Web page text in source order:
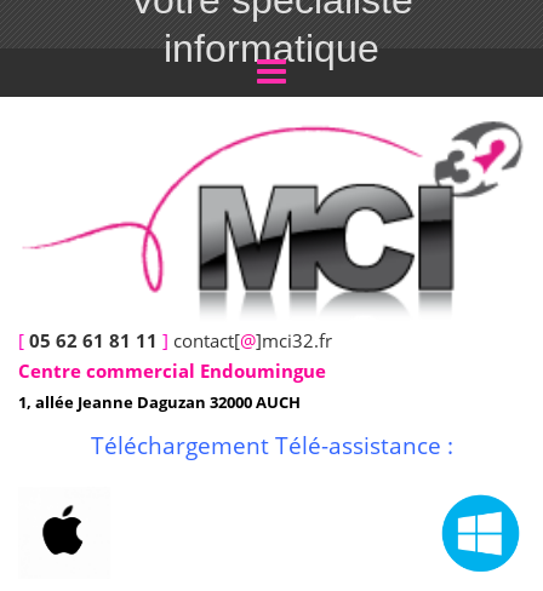
informatique
[ 05 62 61 81 11 ] contact[@]mci32.fr
Centre commercial Endoumingue
1, allée Jeanne Daguzan 32000 AUCH
Téléchargement Télé-assistance :